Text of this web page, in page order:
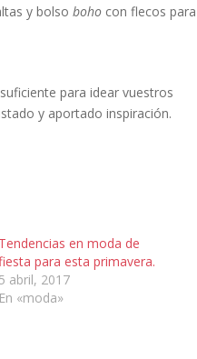
y bolso boho con flecos para
para idear vuestros
y aportado inspiración.
Tendencias en moda de
para esta primavera.
5 abril, 2017
En «moda»